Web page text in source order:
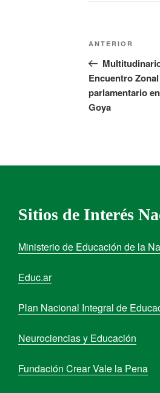
ANTERIOR
Encuentro Zonal
parlamentario en
Goya
Sitios de Interés
Ministerio de Educación de la
Educ.ar
Plan Nacional Integral de
Neurociencias y Educación
Fundación Crear Vale la Pena